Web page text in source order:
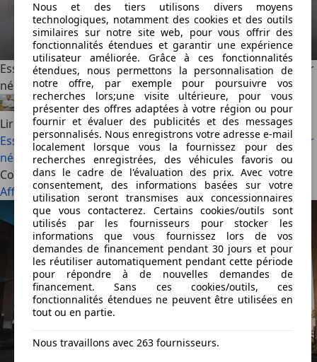
Essai : Subaru e-Outback, décalé par nature, électrique par
nécessité (2027)
Félix Bouland·16/07/2026·5 min lus
Lire la suite
Essai : Subaru e-Outback, décalé par nature, électrique par
nécessité (2027)
Conseils utiles
Afficher plus
Nous et des tiers utilisons divers moyens
technologiques, notamment des cookies et des outils
similaires sur notre site web, pour vous offrir des
fonctionnalités étendues et garantir une expérience
utilisateur améliorée. Grâce à ces fonctionnalités
étendues, nous permettons la personnalisation de
notre offre, par exemple pour poursuivre vos
recherches lors;une visite ultérieure, pour vous
présenter des offres adaptées à votre région ou pour
fournir et évaluer des publicités et des messages
personnalisés. Nous enregistrons votre adresse e-mail
localement lorsque vous la fournissez pour des
recherches enregistrées, des véhicules favoris ou
dans le cadre de l'évaluation des prix. Avec votre
consentement, des informations basées sur votre
utilisation seront transmises aux concessionnaires
que vous contacterez. Certains cookies/outils sont
utilisés par les fournisseurs pour stocker les
informations que vous fournissez lors de vos
demandes de financement pendant 30 jours et pour
les réutiliser automatiquement pendant cette période
pour répondre à de nouvelles demandes de
financement. Sans ces cookies/outils, ces
fonctionnalités étendues ne peuvent être utilisées en
tout ou en partie.
Nous travaillons avec 263 fournisseurs.